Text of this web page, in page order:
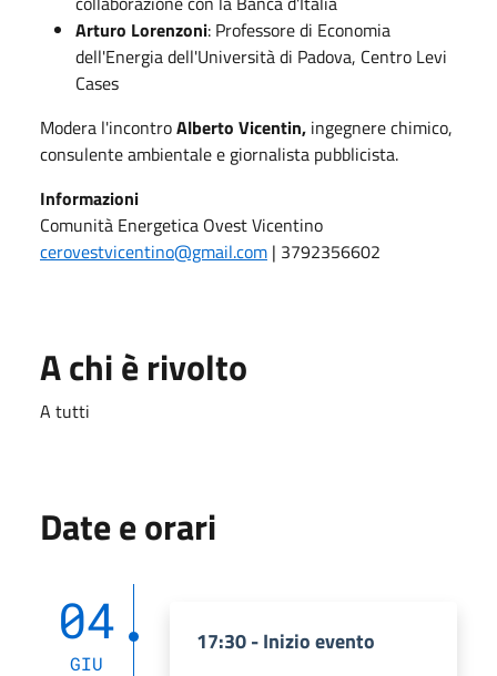
Arturo Lorenzoni: Professore di Economia
dell'Energia dell'Università di Padova, Centro Levi
Cases
Modera l'incontroAlberto Vicentin, ingegnere chimico,
consulente ambientale e giornalista pubblicista.
Informazioni
Comunità Energetica Ovest Vicentino
cerovestvicentino@gmail.com | 3792356602
A chi è rivolto
A tutti
Date e orari
04
GIU
17:30 - Inizio evento